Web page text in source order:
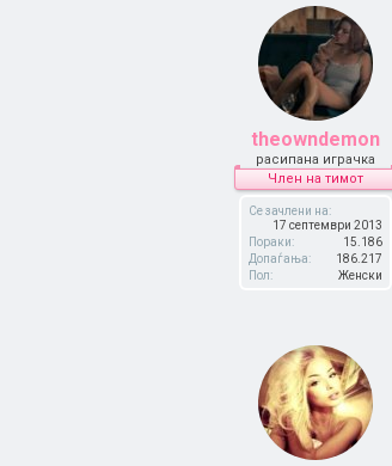
theowndemon
расипана играчка
Член на тимот
Се зачлени на:
17 септември 2013
Пораки:
15.186
Допаѓања:
186.217
Пол:
Женски